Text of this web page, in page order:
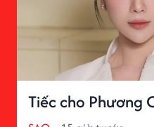
Tiếc cho Phương